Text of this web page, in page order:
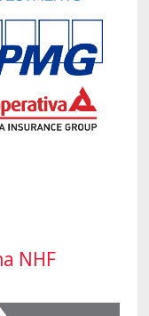
NHF